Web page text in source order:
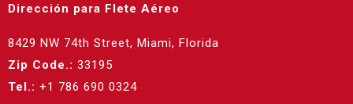
Dirección para Flete Aéreo
8429 NW 74th Street, Miami, Florida
Zip Code.: 33195
Tel.: +1 786 690 0324